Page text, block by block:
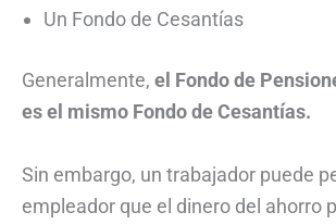
Un Fondo de Cesantías
Generalmente, el Fondo de
es el mismo Fondo de Cesantías.
Sin embargo, un trabajador puede
empleador que el dinero del ahorro